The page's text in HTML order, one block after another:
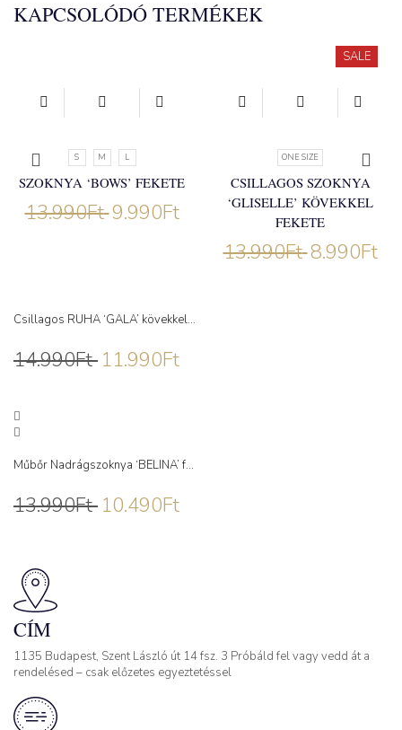
KAPCSOLÓDÓ TERMÉKEK
SALE
S M L
SZOKNYA ‘BOWS’ FEKETE
13.990Ft 9.990Ft
ONE SIZE
CSILLAGOS SZOKNYA
‘GLISELLE’ KÖVEKKEL
FEKETE
13.990Ft 8.990Ft
Csillagos RUHA ‘GALA’ kövekkel...
14.990Ft 11.990Ft
Műbőr Nadrágszoknya ‘BELINA’ f...
13.990Ft 10.490Ft
CÍM
1135 Budapest, Szent László út 14 fsz. 3 Próbáld fel vagy vedd át a
rendelésed – csak előzetes egyeztetéssel